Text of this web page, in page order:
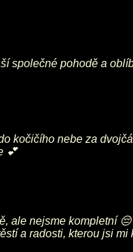
společné pohodě a
kočičího nebe za
💕
ale nejsme kompletní
a radosti, kterou jsi